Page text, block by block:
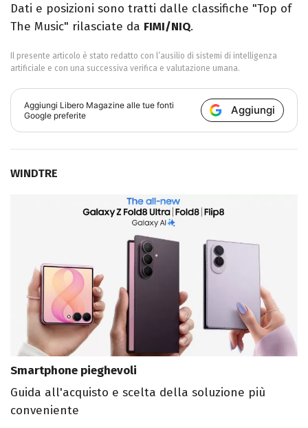
Dati e posizioni sono tratti dalle classifiche "Top of
The Music" rilasciate da FIMI/NIQ.
Il presente articolo è stato redatto con l’ausilio di sistemi di intelligenza
artificiale e con una successiva verifica e valutazione umana.
Aggiungi Libero Magazine alle tue fonti
Google preferite
Aggiungi
WINDTRE
Smartphone pieghevoli
Guida all'acquisto e scelta della soluzione più
conveniente